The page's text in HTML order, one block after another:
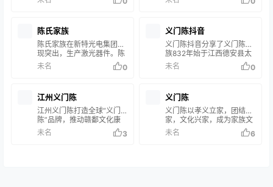
展，提供寻根信息、数字活
交流与团结。是陈氏家族历
陈氏家族
陈氏家族在新特光电集团表
现突出，生产激光器件。陈
氏后裔创办了陈氏网站，交
流学习，关注家族动态，并
未名 0
义门陈抖音
义门陈抖音分享了义门陈家
族832年始于江西德安县太
平乡常乐里的数代同居生
活，唐僖宗曾赠予“义门陈
遐迩。
未名 0
江州义门陈
江州义门陈打造全球“义门
陈”品牌，推动赣鄱文化康
养旅游，提供寻根、数字活
谱等服务，让康养旅游融入
未名 3
义门陈
义门陈以孝义立家，团结治
家，文化兴家，成为家族文
化的典范。通过关注义门陈
公众号，可以深入了解这个
未名 6